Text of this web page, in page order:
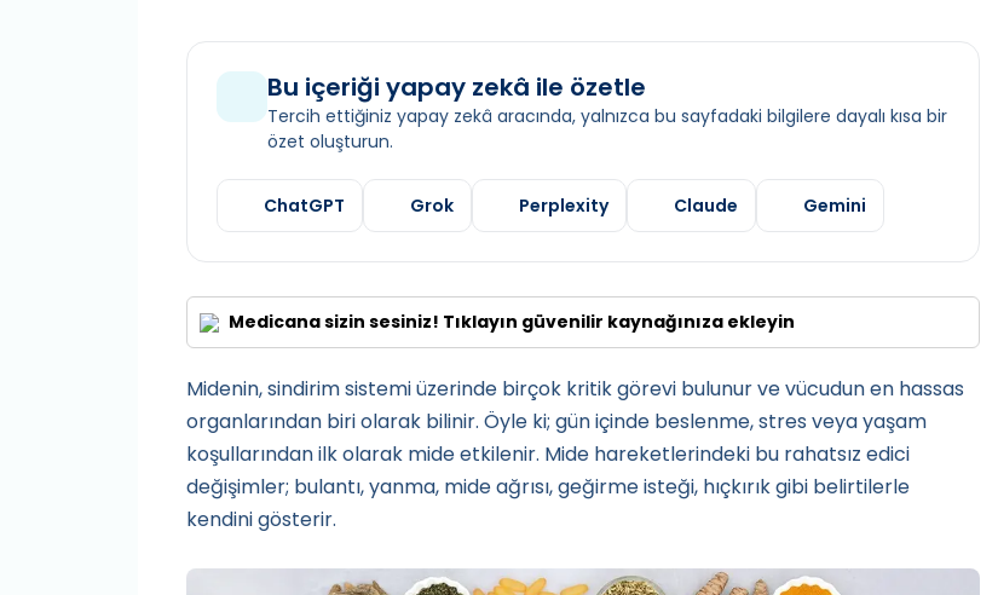
Bu içeriği yapay zekâ ile özetle
Tercih ettiğiniz yapay zekâ aracında, yalnızca bu sayfadaki bilgilere dayalı kısa bir
özet oluşturun.
ChatGPT Grok Perplexity Claude Gemini
Medicana sizin sesiniz! Tıklayın güvenilir kaynağınıza ekleyin
Midenin, sindirim sistemi üzerinde birçok kritik görevi bulunur ve vücudun en hassas
organlarından biri olarak bilinir. Öyle ki; gün içinde beslenme, stres veya yaşam
koşullarından ilk olarak mide etkilenir. Mide hareketlerindeki bu rahatsız edici
değişimler; bulantı, yanma, mide ağrısı, geğirme isteği, hıçkırık gibi belirtilerle
kendini gösterir.